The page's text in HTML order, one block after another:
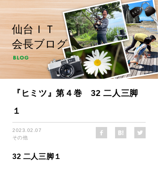
仙台ＩＴ
会長ブログ
『ヒミツ』第４巻 32 二人三脚
１
2023.02.07
その他
32 二人三脚１